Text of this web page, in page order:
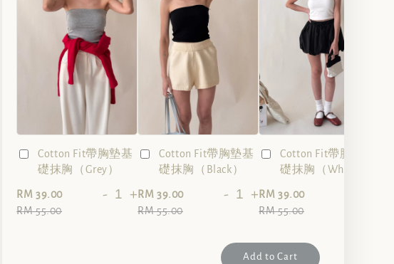
Cotton Fit帶胸墊基
礎抹胸（Grey）
RM 39.00
RM 55.00
- +
Cotton Fit帶胸墊基
礎抹胸（Black）
RM 39.00
RM 55.00
- +
Cotton Fit帶胸墊基
礎抹胸（White）
RM 39.00
RM 55.00
Add to Cart